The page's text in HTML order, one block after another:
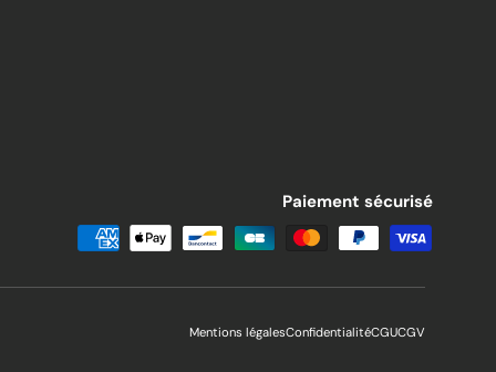
Paiement sécurisé
Mentions légalesConfidentialitéCGUCGV